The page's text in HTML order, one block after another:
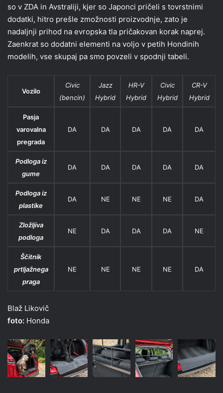
so v ZDA in Avstraliji, kjer so Japonci pričeli s tovrstnimi
dodatki, hitro prešle zmožnosti proizvodnje, zato je
nadaljnji prihod na evropska tla pričakovan korak naprej.
Zaenkrat so dodatni elementi na voljo v petih Hondinih
modelih, vse skupaj pa smo povzeli v spodnji tabeli.
Vozilo
Civic
(bencin)
Jazz
Hybrid
HR-V
Hybrid
Civic
Hybrid
CR-V
Hybrid
Pasja
varovalna
pregrada
DA DA DA DA DA
Podloga iz
gume
DA DA DA DA DA
Podloga iz
plastike
DA NE NE NE DA
Zložljiva
podloga
NE DA DA DA NE
Ščitnik
prtljažnega
praga
NE NE NE NE DA
Blaž Likovič
foto: Honda